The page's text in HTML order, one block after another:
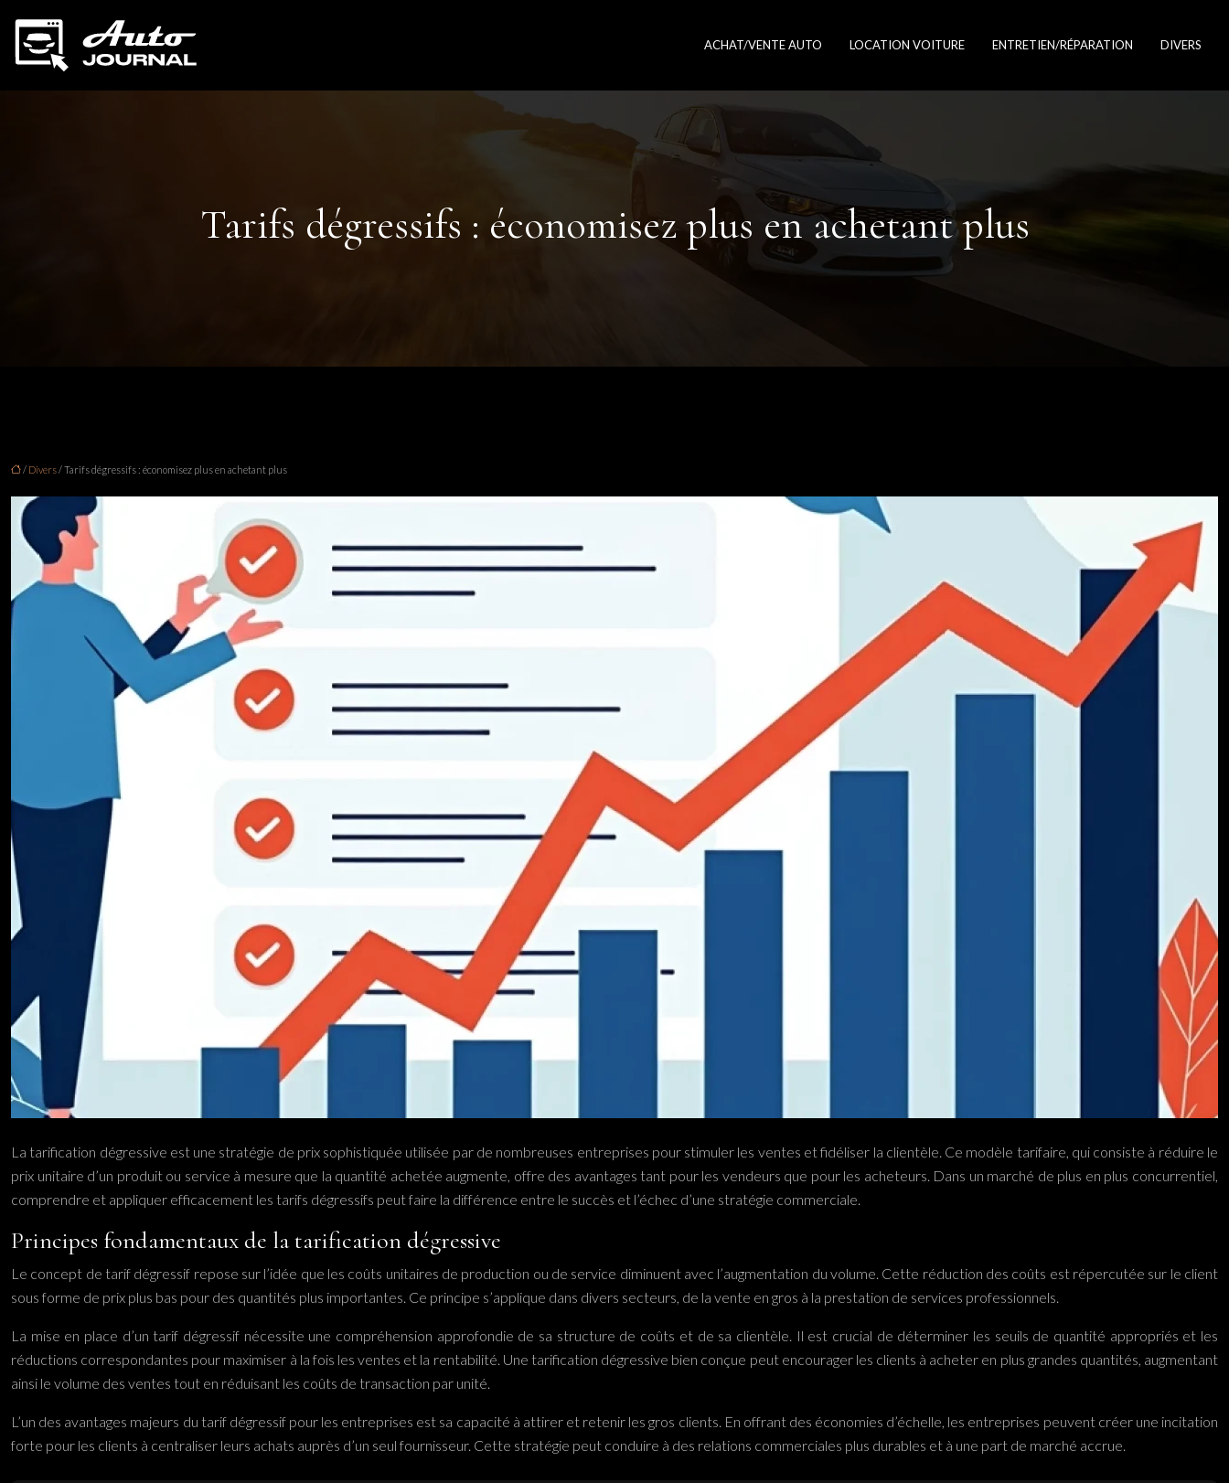
ACHAT/VENTE AUTO LOCATION VOITURE ENTRETIEN/RÉPARATION DIVERS
Tarifs dégressifs : économisez plus en achetant plus
/ Divers/ Tarifs dégressifs : économisez plus en achetant plus
La tarification dégressive est une stratégie de prix sophistiquée utilisée par de nombreuses entreprises pour stimuler les ventes et fidéliser la clientèle. Ce modèle tarifaire, qui consiste à réduire le
prix unitaire d’un produit ou service à mesure que la quantité achetée augmente, offre des avantages tant pour les vendeurs que pour les acheteurs. Dans un marché de plus en plus concurrentiel,
comprendre et appliquer efficacement les tarifs dégressifs peut faire la différence entre le succès et l’échec d’une stratégie commerciale.
Principes fondamentaux de la tarification dégressive
Le concept de tarif dégressif repose sur l’idée que les coûts unitaires de production ou de service diminuent avec l’augmentation du volume. Cette réduction des coûts est répercutée sur le client
sous forme de prix plus bas pour des quantités plus importantes. Ce principe s’applique dans divers secteurs, de la vente en gros à la prestation de services professionnels.
La mise en place d’un tarif dégressif nécessite une compréhension approfondie de sa structure de coûts et de sa clientèle. Il est crucial de déterminer les seuils de quantité appropriés et les
réductions correspondantes pour maximiser à la fois les ventes et la rentabilité. Une tarification dégressive bien conçue peut encourager les clients à acheter en plus grandes quantités, augmentant
ainsi le volume des ventes tout en réduisant les coûts de transaction par unité.
L’un des avantages majeurs du tarif dégressif pour les entreprises est sa capacité à attirer et retenir les gros clients. En offrant des économies d’échelle, les entreprises peuvent créer une incitation
forte pour les clients à centraliser leurs achats auprès d’un seul fournisseur. Cette stratégie peut conduire à des relations commerciales plus durables et à une part de marché accrue.